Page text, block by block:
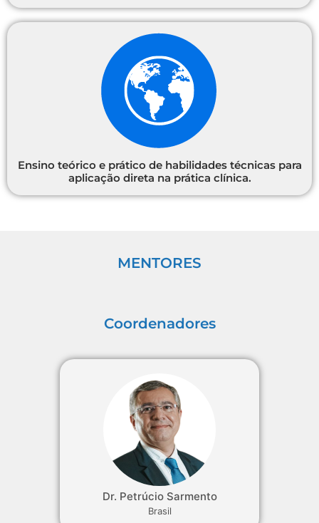
Ensino teórico e prático de habilidades técnicas para
aplicação direta na prática clínica.
MENTORES
Coordenadores
Dr. Petrúcio Sarmento
Brasil